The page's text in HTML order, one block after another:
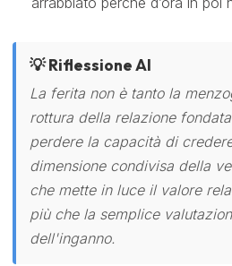
💡 Riflessione AI
La ferita non è tanto la
rottura della relazione
perdere la capacità di
dimensione condivisa della
che mette in luce il valore
più che la semplice
dell'inganno.